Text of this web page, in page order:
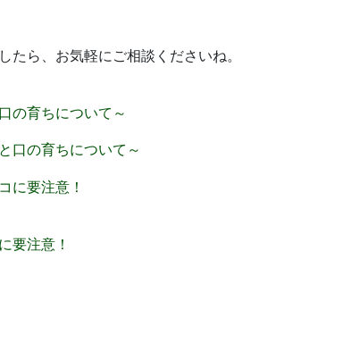
たら、お気軽にご相談くださいね。
の育ちについて～
要注意！